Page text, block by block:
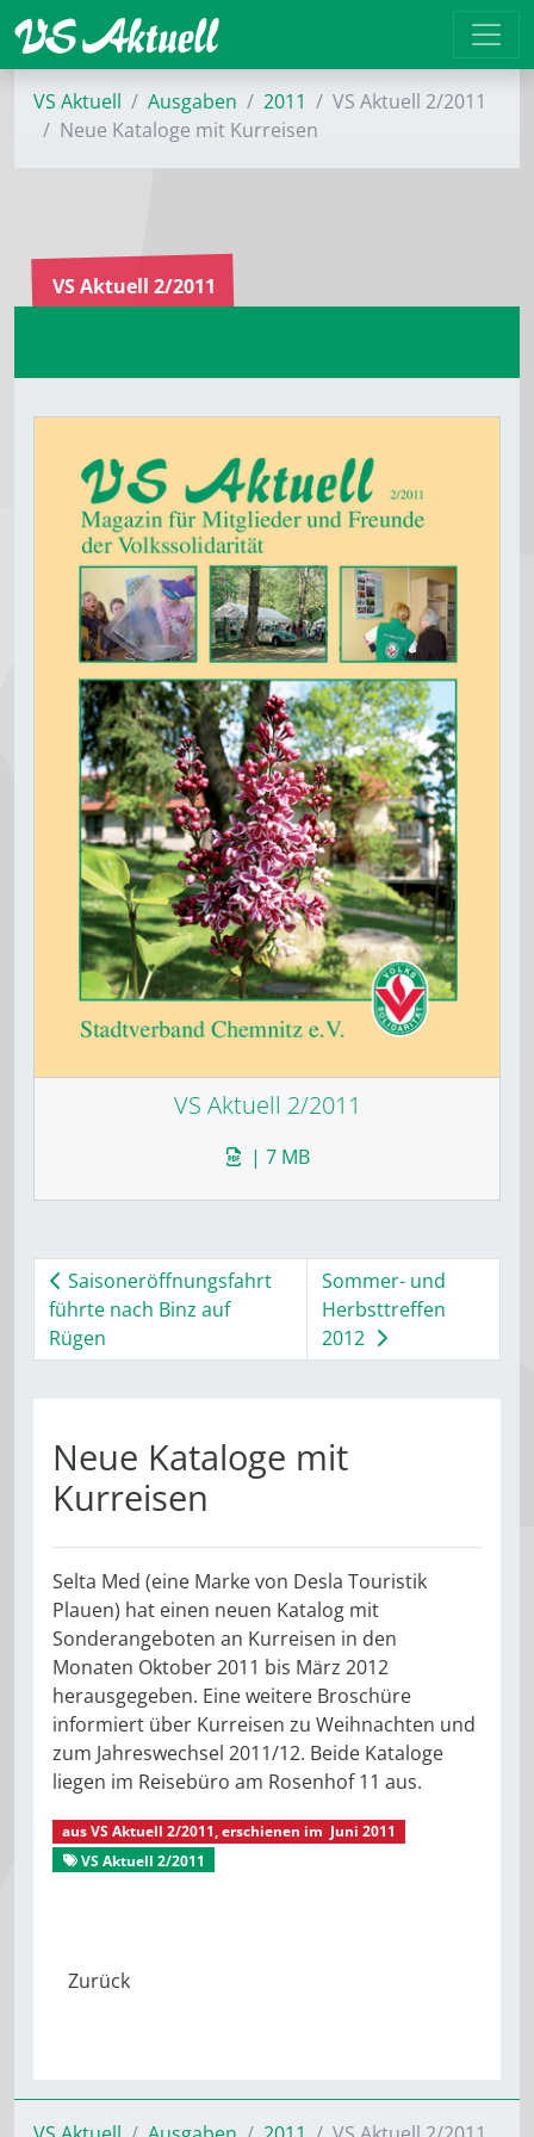
VS Aktuell Ausgaben 2011
VS Aktuell 2/2011
Neue Kataloge mit Kurreisen
VS Aktuell 2/2011
VS Aktuell 2/2011
| 7 MB
Saisoneröffnungsfahrt
führte nach Binz auf
Rügen
Sommer- und
Herbsttreffen
2012
Neue Kataloge mit
Kurreisen
Selta Med (eine Marke von Desla Touristik
Plauen) hat einen neuen Katalog mit
Sonderangeboten an Kurreisen in den
Monaten Oktober 2011 bis März 2012
herausgegeben. Eine weitere Broschüre
informiert über Kurreisen zu Weihnachten und
zum Jahreswechsel 2011/12. Beide Kataloge
liegen im Reisebüro am Rosenhof 11 aus.
ausVS Aktuell 2/2011, erschienen im Juni 2011
VS Aktuell 2/2011